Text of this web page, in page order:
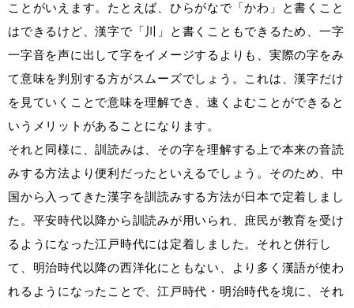
ことがいえます。たとえば、ひらがなで「かわ」と書くこと
はできるけど、漢字で「川」と書くこともできるため、一字
一字音を声に出して字をイメージするよりも、実際の字をみ
て意味を判別する方がスムーズでしょう。これは、漢字だけ
を見ていくことで意味を理解でき、速くよむことができると
いうメリットがあることになります。
それと同様に、訓読みは、その字を理解する上で本来の音読
みする方法より便利だったといえるでしょう。そのため、中
国から入ってきた漢字を訓読みする方法が日本で定着しまし
た。平安時代以降から訓読みが用いられ、庶民が教育を受け
るようになった江戸時代には定着しました。それと併行し
て、明治時代以降の西洋化にともない、より多く漢語が使わ
れるようになったことで、江戸時代・明治時代を境に、それ